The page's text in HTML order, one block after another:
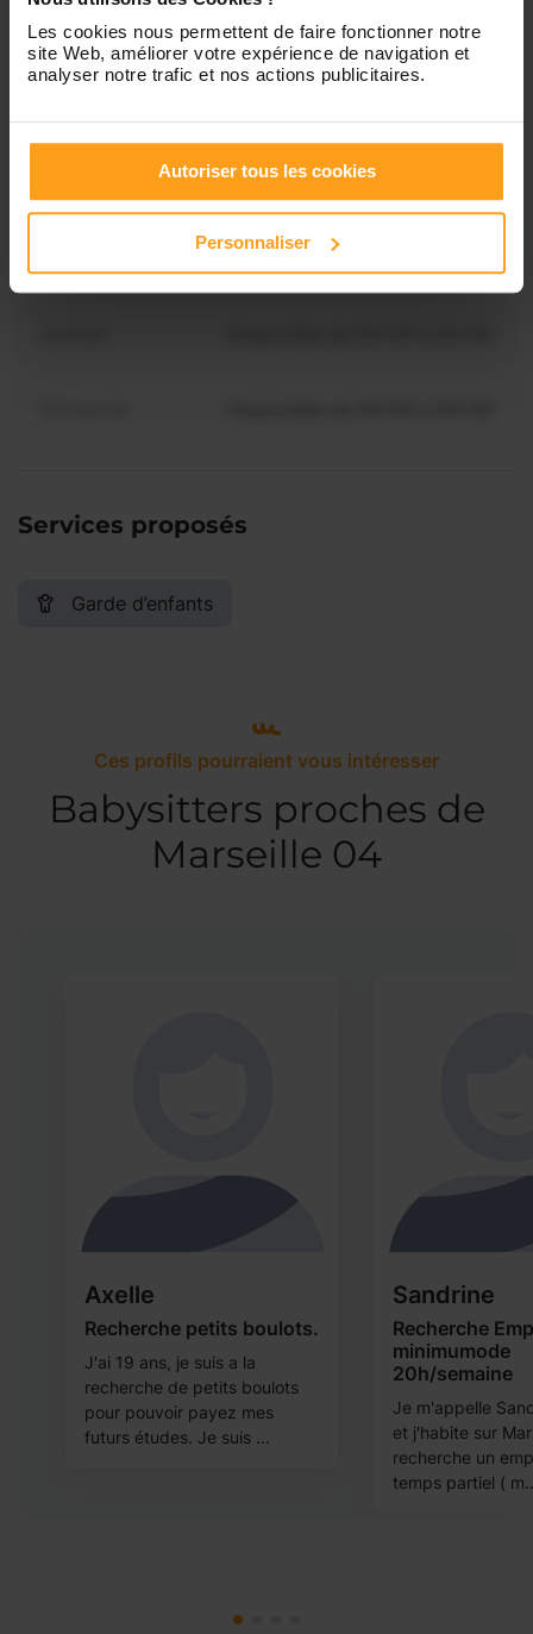
Les cookies nous permettent de faire fonctionner notre
site Web, améliorer votre expérience de navigation et
analyser notre trafic et nos actions publicitaires.
Autoriser tous les cookies
Personnaliser
Mardi Disponible de 00:00 à 00:00
Disponible de 00:00 à 00:00
Vous souhaitez connaître les
Services proposés
Garde d’enfants
Ces profils pourraient vous intéresser
Babysitters proches de
Marseille 04
Axelle
Recherche petits boulots.
J'ai 19 ans, je suis a la
recherche de petits boulots
pour pouvoir payez mes
futurs études. Je suis ...
Sandrine
Recherche
minimumode
20h/semaine
Je m'appelle
et j'habite sur
recherche un
temps partiel (